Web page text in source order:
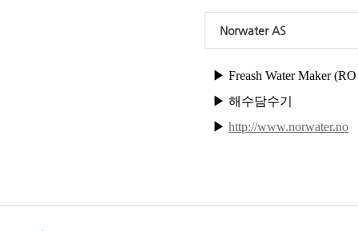
Norwater AS
▶ Freash Water Maker
▶ 해수담수기
▶ http://www.norwater.no